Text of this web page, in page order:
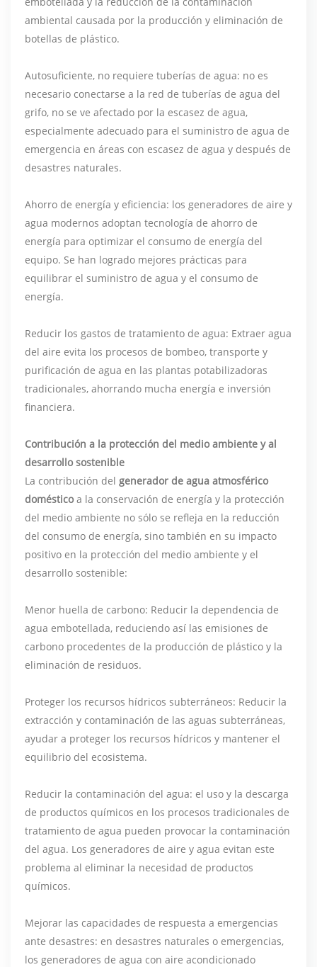
ambiental causada por la producción y eliminación de
botellas de plástico.
Autosuficiente, no requiere tuberías de agua: no es
necesario conectarse a la red de tuberías de agua del
grifo, no se ve afectado por la escasez de agua,
especialmente adecuado para el suministro de agua de
emergencia en áreas con escasez de agua y después de
desastres naturales.
Ahorro de energía y eficiencia: los generadores de aire y
agua modernos adoptan tecnología de ahorro de
energía para optimizar el consumo de energía del
equipo. Se han logrado mejores prácticas para
equilibrar el suministro de agua y el consumo de
energía.
Reducir los gastos de tratamiento de agua: Extraer agua
del aire evita los procesos de bombeo, transporte y
purificación de agua en las plantas potabilizadoras
tradicionales, ahorrando mucha energía e inversión
financiera.
Contribución a la protección del medio ambiente y al
desarrollo sostenible
La contribución del generador de agua atmosférico
domésticoa la conservación de energía y la protección
del medio ambiente no sólo se refleja en la reducción
del consumo de energía, sino también en su impacto
positivo en la protección del medio ambiente y el
desarrollo sostenible:
Menor huella de carbono: Reducir la dependencia de
agua embotellada, reduciendo así las emisiones de
carbono procedentes de la producción de plástico y la
eliminación de residuos.
Proteger los recursos hídricos subterráneos: Reducir la
extracción y contaminación de las aguas subterráneas,
ayudar a proteger los recursos hídricos y mantener el
equilibrio del ecosistema.
Reducir la contaminación del agua: el uso y la descarga
de productos químicos en los procesos tradicionales de
tratamiento de agua pueden provocar la contaminación
del agua. Los generadores de aire y agua evitan este
problema al eliminar la necesidad de productos
químicos.
Mejorar las capacidades de respuesta a emergencias
ante desastres: en desastres naturales o emergencias,
los generadores de agua con aire acondicionado